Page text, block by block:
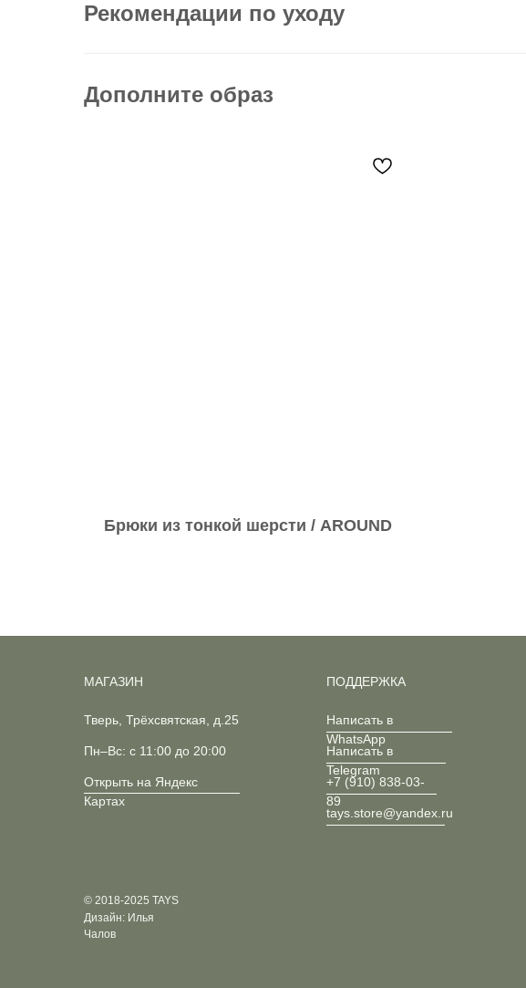
Рекомендации по уходу
Дополните образ
Брюки из тонкой шерсти / AROUND
Тверь, Трёхсвятская, д.25
Пн–Вс: с 11:00 до 20:00
Открыть на Яндекс
Картах
МАГАЗИН ПОДДЕРЖКА
Написать в
WhatsApp
Написать в
Telegram
+7 (910) 838-03-
89
tays.store@yandex.ru
© 2018-2025 TAYS
Дизайн: Илья
Чалов